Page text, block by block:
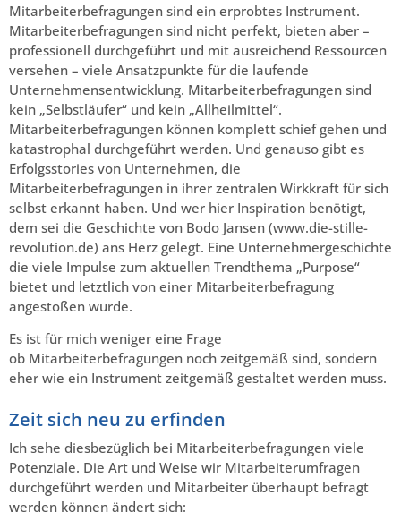
Mitarbeiterbefragungen sind ein erprobtes Instrument.
Mitarbeiterbefragungen sind nicht perfekt, bieten aber –
professionell durchgeführt und mit ausreichend Ressourcen
versehen – viele Ansatzpunkte für die laufende
Unternehmensentwicklung. Mitarbeiterbefragungen sind
kein „Selbstläufer“ und kein „Allheilmittel“.
Mitarbeiterbefragungen können komplett schief gehen und
katastrophal durchgeführt werden. Und genauso gibt es
Erfolgsstories von Unternehmen, die
Mitarbeiterbefragungen in ihrer zentralen Wirkkraft für sich
selbst erkannt haben. Und wer hier Inspiration benötigt,
dem sei die Geschichte von Bodo Jansen (www.die-stille-
revolution.de) ans Herz gelegt. Eine Unternehmergeschichte
die viele Impulse zum aktuellen Trendthema „Purpose“
bietet und letztlich von einer Mitarbeiterbefragung
angestoßen wurde.
Es ist für mich weniger eine Frage
ob Mitarbeiterbefragungen noch zeitgemäß sind, sondern
eher wie ein Instrument zeitgemäß gestaltet werden muss.
Zeit sich neu zu erfinden
Ich sehe diesbezüglich bei Mitarbeiterbefragungen viele
Potenziale. Die Art und Weise wir Mitarbeiterumfragen
durchgeführt werden und Mitarbeiter überhaupt befragt
werden können ändert sich: